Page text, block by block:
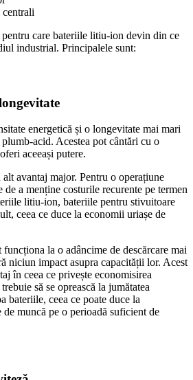
centrali
care bateriile litiu-ion devin din ce
industrial. Principalele sunt:
energetică și o longevitate mai mari
acid. Acestea pot cântări cu o
aceeași putere.
avantaj major. Pentru o operațiune
a menține costurile recurente pe termen
litiu-ion, bateriile pentru stivuitoare
ceea ce duce la economii uriașe de
funcționa la o adâncime de descărcare mai
niciun impact asupra capacității lor. Acest
în ceea ce privește economisirea
să se oprească la jumătatea
bateriile, ceea ce poate duce la
muncă pe o perioadă suficient de